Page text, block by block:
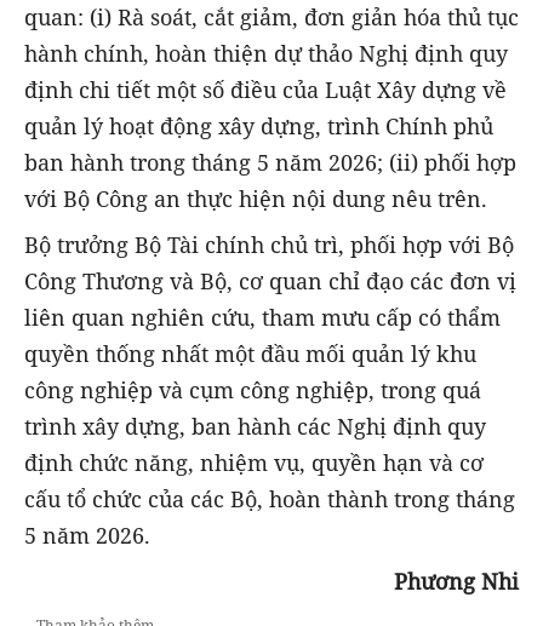
quan: (i) Rà soát, cắt giảm, đơn giản hóa thủ tục
hành chính, hoàn thiện dự thảo Nghị định quy
định chi tiết một số điều của Luật Xây dựng về
quản lý hoạt động xây dựng, trình Chính phủ
ban hành trong tháng 5 năm 2026; (ii) phối hợp
với Bộ Công an thực hiện nội dung nêu trên.
Bộ trưởng Bộ Tài chính chủ trì, phối hợp với Bộ
Công Thương và Bộ, cơ quan chỉ đạo các đơn vị
liên quan nghiên cứu, tham mưu cấp có thẩm
quyền thống nhất một đầu mối quản lý khu
công nghiệp và cụm công nghiệp, trong quá
trình xây dựng, ban hành các Nghị định quy
định chức năng, nhiệm vụ, quyền hạn và cơ
cấu tổ chức của các Bộ, hoàn thành trong tháng
5 năm 2026.
Phương Nhi